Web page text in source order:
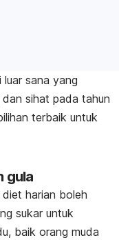
sana yang
sihat pada tahun
terbaik untuk
gula
diet harian boleh
sukar untuk
baik orang muda